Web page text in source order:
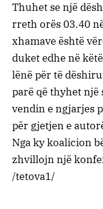
Thuhet se një
rreth orës 03.40
xhamave është
duket edhe në
lënë për të
parë që thyhet një
vendin e ngjarjes
për gjetjen e
Nga ky koalicion
zhvillojn një
/tetova1/